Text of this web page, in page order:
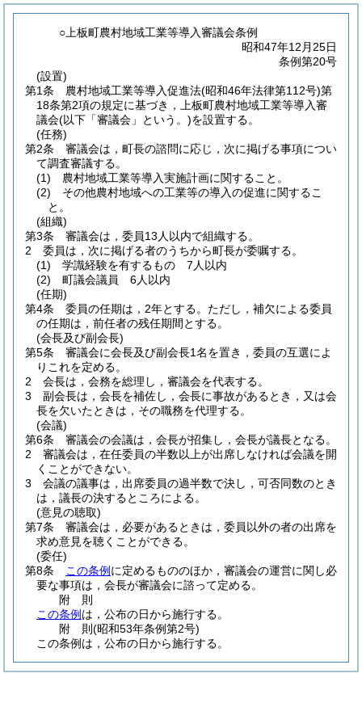
○上板町農村地域工業等導入審議会条例
昭和47年12月25日
条例第20号
(設置)
第1条
農村地域工業等導入促進法(昭和46年法律第112号)第
18条第2項の規定に基づき，上板町農村地域工業等導入審
議会(以下「審議会」という。)を設置する。
(任務)
第2条
審議会は，町長の諮問に応じ，次に掲げる事項につい
て調査審議する。
(1)
農村地域工業等導入実施計画に関すること。
(2)
その他農村地域への工業等の導入の促進に関するこ
と。
(組織)
第3条
審議会は，委員13人以内で組織する。
2
委員は，次に掲げる者のうちから町長が委嘱する。
(1)
学識経験を有するもの 7人以内
(2)
町議会議員 6人以内
(任期)
第4条
委員の任期は，2年とする。 ただし，補欠による委員
の任期は，前任者の残任期間とする。
(会長及び副会長)
第5条
審議会に会長及び副会長1名を置き，委員の互選によ
りこれを定める。
2
会長は，会務を総理し，審議会を代表する。
3
副会長は，会長を補佐し，会長に事故があるとき，又は会
長を欠いたときは，その職務を代理する。
(会議)
第6条
審議会の会議は，会長が招集し，会長が議長となる。
2
審議会は，在任委員の半数以上が出席しなければ会議を開
くことができない。
3
会議の議事は，出席委員の過半数で決し，可否同数のとき
は，議長の決するところによる。
(意見の聴取)
第7条
審議会は，必要があるときは，委員以外の者の出席を
求め意見を聴くことができる。
(委任)
第8条
この条例 に定めるもののほか，審議会の運営に関し必
要な事項は，会長が審議会に諮って定める。
附 則
この条例 は，公布の日から施行する。
附 則(昭和53年条例第2号)
この条例は，公布の日から施行する。